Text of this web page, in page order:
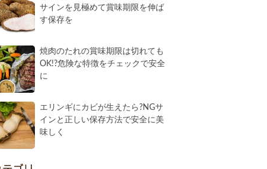
サインを見極めて賞味期限を伸ば
す保存を
焼肉のたれの賞味期限は切れても
OK!?危険な特徴をチェックで安全
に
エリンギにカビが生えたら?NGサ
インと正しい保存方法で安全に美
味しく